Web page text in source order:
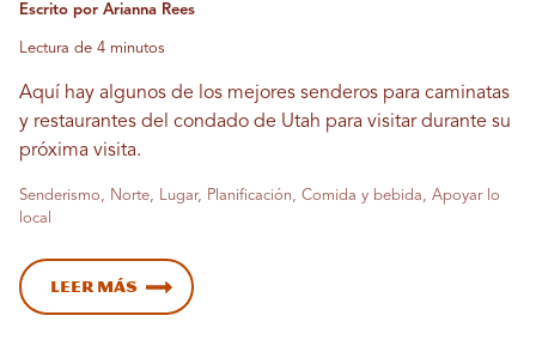
Escrito por Arianna Rees
Lectura de 4 minutos
Aquí hay algunos de los mejores senderos para caminatas
y restaurantes del condado de Utah para visitar durante su
próxima visita.
Senderismo, Norte, Lugar, Planificación, Comida y bebida, Apoyar lo
local
Leer más